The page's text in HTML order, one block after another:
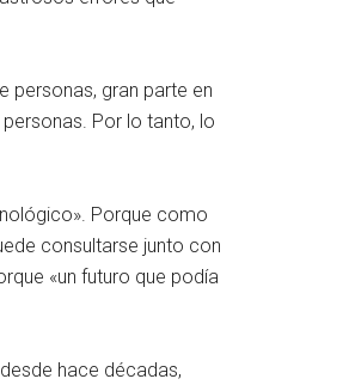
personas, gran parte en
Por lo tanto, lo
Porque como
consultarse junto con
«un futuro que podía
hace décadas,